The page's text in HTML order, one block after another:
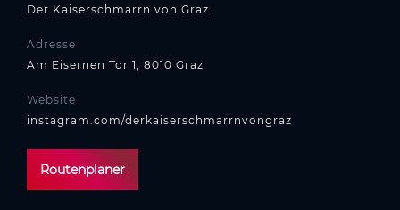
Der Kaiserschmarrn von Graz
Adresse
Am Eisernen Tor 1, 8010 Graz
Website
instagram.com/derkaiserschmarrnvongraz
Routenplaner